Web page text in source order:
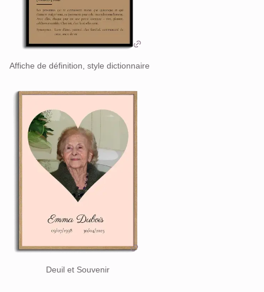
Affiche de définition, style dictionnaire
Deuil et Souvenir